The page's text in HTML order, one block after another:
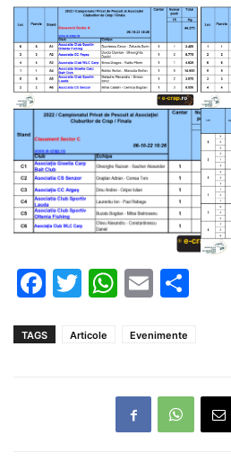
Facebook
TwitterEmail
TAGS Articole Evenimente